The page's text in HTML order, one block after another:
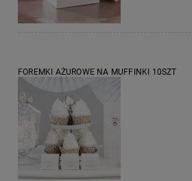
FOREMKI AŻUROWE NA MUFFINKI 10SZT